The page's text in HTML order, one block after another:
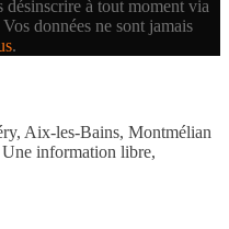
désinscrire à tout moment via
données ne sont jamais
.
Aix-les-Bains, Montmélian
information libre,